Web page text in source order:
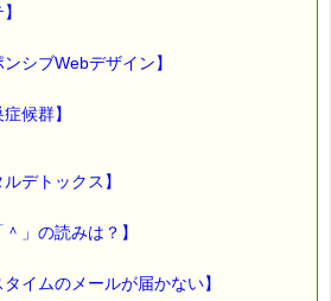
シブWebデザイン】
候群】
デトックス】
」の読みは？】
イムのメールが届かない】